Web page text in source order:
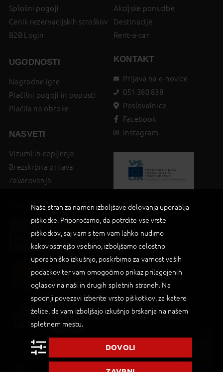
Splošni pogoji
Cenik rezervacijskih stroškov
B2B Login
UGODNOSTI
Nagradne igre
Plačilni pogoji in popusti
Plačila na obroke
NASVETI
Vizumi in cepljenja
Brezskrbna prijava
Zavarovanja
Akcijske ponudbe
Destinacije
Rent-a-car
KONTAKT
Prijava na e-novice
051 380 838
Poslovalnice
Facebook
Instagram
CERTIFIKATI
2019 © Palma d.o.o |Powered by BookiniT System
Naša stran za namen izboljšave delovanja uporablja
piškotke. Priporočamo, da potrdite vse vrste
piškotkov, saj vam s tem vam lahko nudimo
kakovostnejšo vsebino, izboljšamo celostno
uporabniško izkušnjo, poskrbimo za varnost vaših
podatkov ter vam omogočimo prikaz prilagojenih
oglasov na naši in drugih spletnih straneh. Na
spodnji povezavi izberite vrsto piškotkov, za katere
želite, da vam izboljšajo izkušnjo brskanja na našem
spletnem mestu.
DOVOLI